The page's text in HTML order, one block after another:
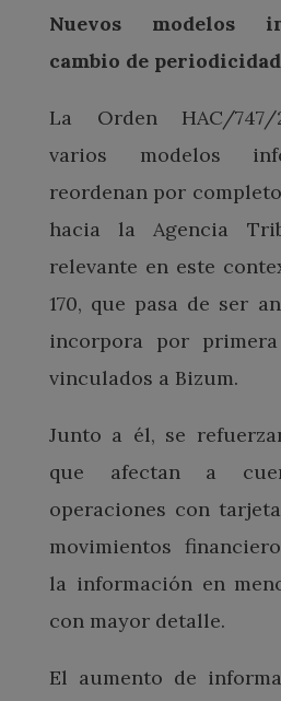
Nuevos modelos
cambio de periodicidad
La Orden HAC/747/
varios modelos
reordenan por
hacia la Agencia
relevante en este
170, que pasa de ser
incorpora por
vinculados a Bizum.
Junto a él, se
que afectan a
operaciones con
movimientos
la información en
con mayor detalle.
El aumento de